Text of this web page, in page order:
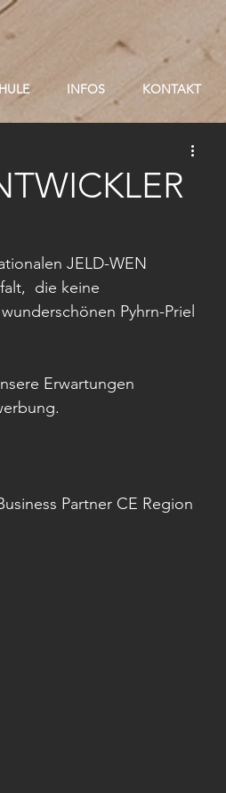
INFOS KONTAKT
JELD-WEN
die keine
Pyhrn-Priel
Erwartungen
Partner CE Region